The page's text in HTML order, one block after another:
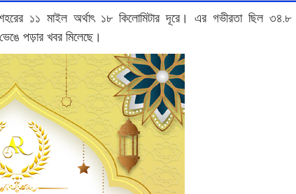
১১ মাইল অর্থাৎ ১৮ কিলোমিটার দূরে। এর গভীরতা ছিল ৩৪.৮
পড়ার খবর মিলেছে।